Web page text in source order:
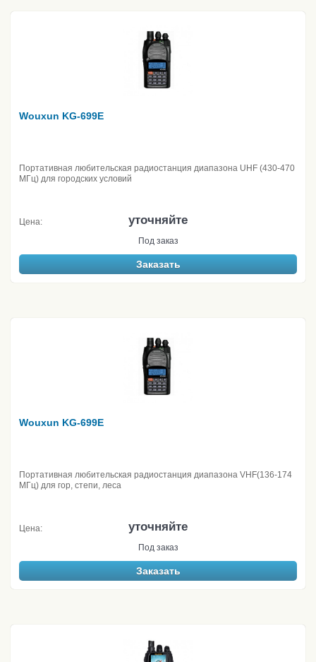
Wouxun KG-699E
Портативная любительская радиостанция диапазона UHF (430-470
МГц) для городских условий
Цена: уточняйте
Под заказ
Заказать
Wouxun KG-699E
Портативная любительская радиостанция диапазона VHF(136-174
МГц) для гор, степи, леса
Цена: уточняйте
Под заказ
Заказать